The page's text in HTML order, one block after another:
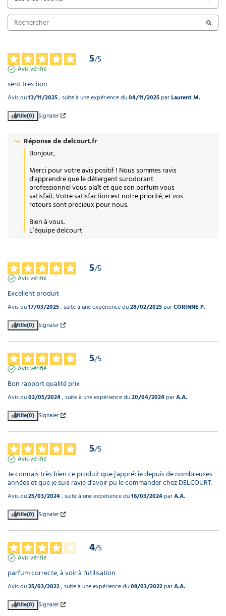
5/5
Avis vérifié
sent tres bon
Avis du13/11/2025, suite à une expérience du04/11/2025parLaurent M.
Utile(0) Signaler
Réponse dedelcourt.fr
Bonjour,
Merci pour votre avis positif ! Nous sommes ravis
d'apprendre que le détergent surodorant
professionnel vous plaît et que son parfum vous
satisfait. Votre satisfaction est notre priorité, et vos
retours sont précieux pour nous.
Bien à vous.
L’équipe delcourt
5/5
Avis vérifié
Excellent produit
Avis du17/03/2025, suite à une expérience du28/02/2025parCORINNE P.
Utile(0) Signaler
5/5
Avis vérifié
Bon rapport qualité prix
Avis du02/05/2024, suite à une expérience du20/04/2024parA.A.
Utile(0) Signaler
5/5
Avis vérifié
Je connais très bien ce produit que j'apprécie depuis de nombreuses
années et que je suis ravie d'avoir pu le commander chez DELCOURT.
Avis du25/03/2024, suite à une expérience du16/03/2024parA.A.
Utile(0) Signaler
4/5
Avis vérifié
parfum correcte, à voir à l'utilisation
Avis du25/03/2022, suite à une expérience du09/03/2022parA.A.
Utile(0) Signaler